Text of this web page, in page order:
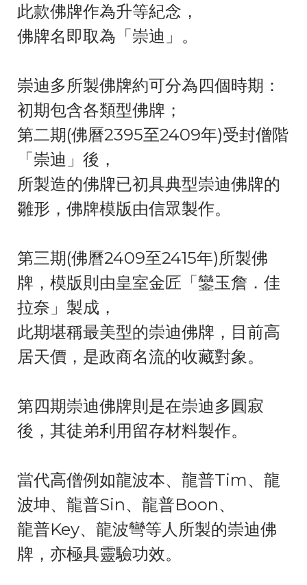
此款佛牌作為升等紀念，
佛牌名即取為「崇迪」。
崇迪多所製佛牌約可分為四個時期：
初期包含各類型佛牌；
第二期(佛曆2395至2409年)受封僧階
「崇迪」後，
所製造的佛牌已初具典型崇迪佛牌的
雛形，佛牌模版由信眾製作。
第三期(佛曆2409至2415年)所製佛
牌，模版則由皇室金匠「鑾玉詹．佳
拉奈」製成，
此期堪稱最美型的崇迪佛牌，目前高
居天價，是政商名流的收藏對象。
第四期崇迪佛牌則是在崇迪多圓寂
後，其徒弟利用留存材料製作。
當代高僧例如龍波本、龍普Tim、龍
波坤、龍普Sin、龍普Boon、
龍普Key、龍波彎等人所製的崇迪佛
牌，亦極具靈驗功效。